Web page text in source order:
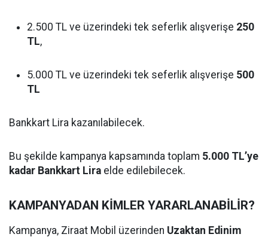
2.500 TL ve üzerindeki tek seferlik alışverişe 250
TL,
5.000 TL ve üzerindeki tek seferlik alışverişe 500
TL
Bankkart Lira kazanılabilecek.
Bu şekilde kampanya kapsamında toplam 5.000 TL’ye
kadar Bankkart Lira elde edilebilecek.
KAMPANYADAN KİMLER YARARLANABİLİR?
Kampanya, Ziraat Mobil üzerinden Uzaktan Edinim